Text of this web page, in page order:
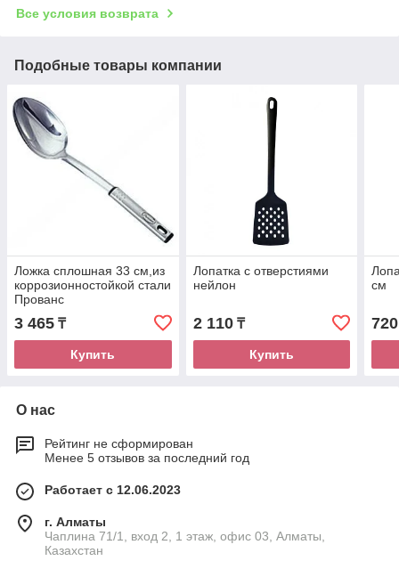
Все условия возврата
Подобные товары компании
Ложка сплошная 33 см,из
коррозионностойкой стали
Прованс
3 465 ₸
Купить
Лопатка с отверстиями
нейлон
2 110₸
Купить
см
720
О нас
Рейтинг не сформирован
Менее 5 отзывов за последний год
Работает с 12.06.2023
г. Алматы
Чаплина 71/1, вход 2, 1 этаж, офис 03, Алматы,
Казахстан